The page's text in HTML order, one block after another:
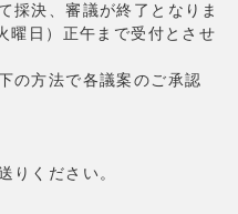
採決、審議が終了となりま
曜日）正午まで受付とさせ
の方法で各議案のご承認
りください。